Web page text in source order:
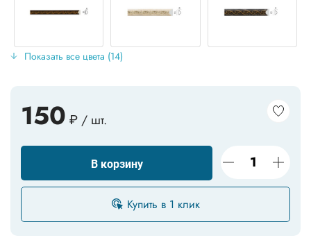
Показать все цвета (14)
150 ₽ / шт.
В корзину
Купить в 1 клик